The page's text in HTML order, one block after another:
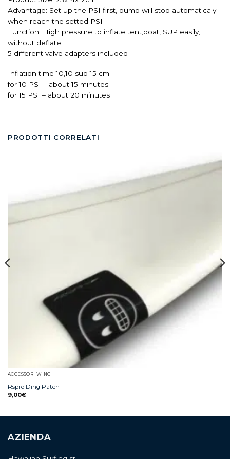
Advantage: Set up the PSI first, pump will stop automaticaly
when reach the setted PSI
Function: High pressure to inflate tent,boat, SUP easily,
without deflate
5 different valve adapters included
Inflation time 10,10 sup 15 cm:
for 10 PSI – about 15 minutes
for 15 PSI – about 20 minutes
PRODOTTI CORRELATI
ACCESSORI WING
Rspro Ding Patch
9,00€
AZIENDA